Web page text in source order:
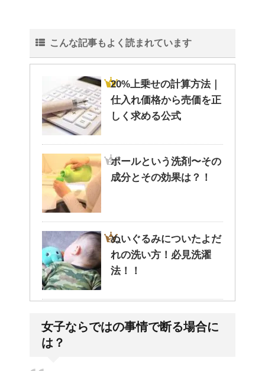
こんな記事もよく読まれています
20%上乗せの計算方法｜
仕入れ価格から売価を正
しく求める公式
ポールという洗剤〜その
成分とその効果は？！
ぬいぐるみについたよだ
れの洗い方！必見洗濯
法！！
レの水を流す部分の名前
女子ならではの事情で断る場合に
は？